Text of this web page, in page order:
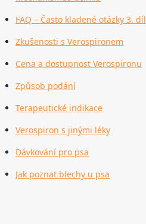
FAQ – Často kladené otázky 3. díl
Zkušenosti s Verospironem
Cena a dostupnost Verospironu
Způsob podání
Terapeutické indikace
Verospiron s jinými léky
Dávkování pro psa
Jak poznat blechy u psa